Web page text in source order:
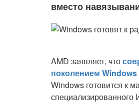
вместо
AMD заявляет, что
поколением Windows
Windows готовится к
специализированного